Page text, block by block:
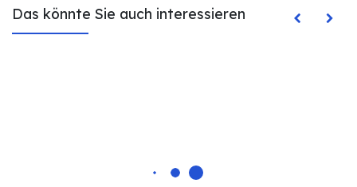
Das könnte Sie auch interessieren